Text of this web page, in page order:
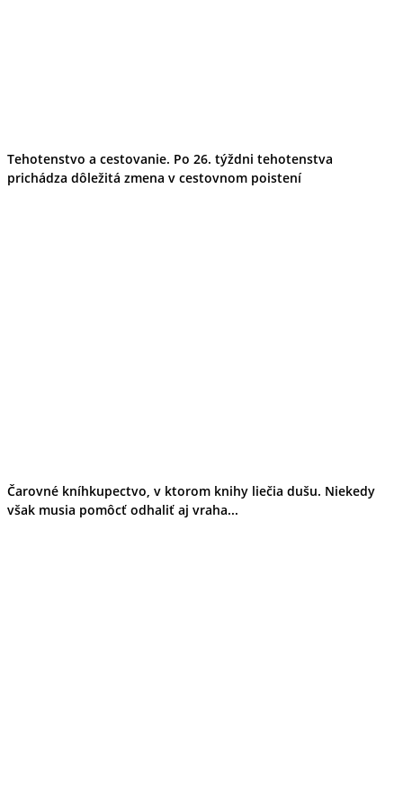
Tehotenstvo a cestovanie. Po 26. týždni tehotenstva
prichádza dôležitá zmena v cestovnom poistení
Čarovné kníhkupectvo, v ktorom knihy liečia dušu. Niekedy
však musia pomôcť odhaliť aj vraha...